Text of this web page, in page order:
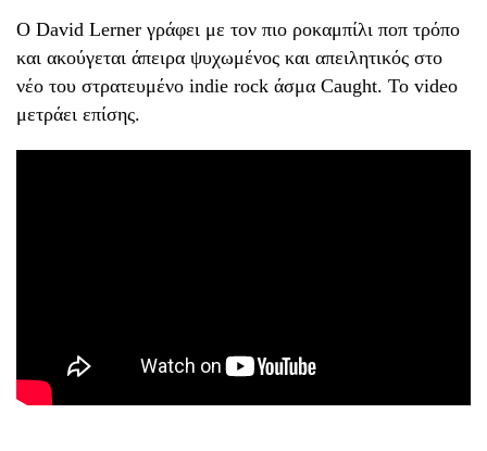
Ο David Lerner γράφει με τον πιο ροκαμπίλι ποπ τρόπο
και ακούγεται άπειρα ψυχωμένος και απειλητικός στο
νέο του στρατευμένο indie rock άσμα Caught. Το video
μετράει επίσης.